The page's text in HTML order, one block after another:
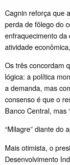
Cagnin reforça que
perda de fôlego do
enfraquecimento da
atividade
Os três concordam
lógica: a política
a demanda, mas
consenso é que o
Banco Central, mas
“Milagre” diante do
Mais otimista, o
Desenvolvimento